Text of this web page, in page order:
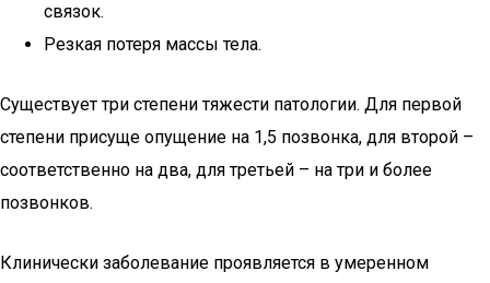
связок.
Резкая потеря массы тела.
Существует три степени тяжести патологии. Для первой
степени присуще опущение на 1,5 позвонка, для второй –
соответственно на два, для третьей – на три и более
позвонков.
Клинически заболевание проявляется в умеренном